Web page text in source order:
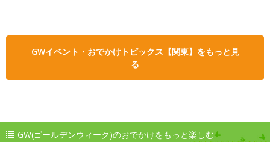
GWイベント・おでかけトピックス【関東】をもっと見
る
GW(ゴールデンウィーク)のおでかけをもっと楽しむ